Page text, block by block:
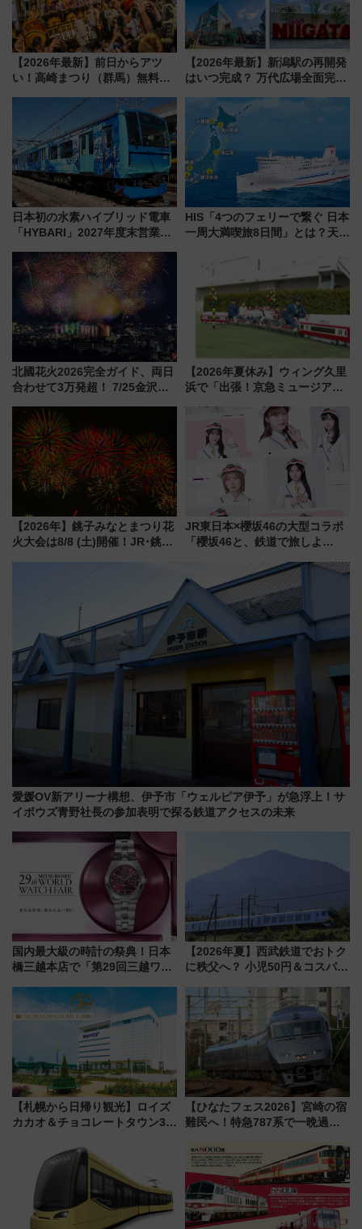
【2026年最新】前日からアツ
い！高崎まつり（群馬）無料観
【2026年最新】新潟駅の再開発
はいつ完成？ 万代広場全面完成
開発、バスタ新潟構想まで徹底
解説！
日本初の水素ハイブリッド電車
「HYBARI」2027年度末営業運
で水素利活用が加速
HIS「4つのフェリーで繋ぐ 日本
一周大満喫旅8日間」とは？天橋
の絶景＆限定グルメを網羅！煩
雑な手続きも不要でお手軽に楽
しめるプランが登場
北國花火2026完全ガイド、両日
合わせて3万発超！ 7/25金沢大
会の日程・アクセス・観覧席ま
とめ（石川県）
【2026年夏休み】ウィング久里
浜で「出張！京急ミュージア
ラリーや子ども制服撮影も
【2026年】銚子みなとまつり花
火大会は8/8 (土)開催！JR･銚子
JR東日本×櫻坂46の大型コラボ
「櫻坂46と、鉄道で旅しよ
潟・長野・庄内へ
愛媛OV新アリーナ構想、伊予市「ウェルピア伊予」が急浮上！サ
イボウズ青野社長の参加表明で探る鉄道アクセスの未来
国内最大級の時計の祭典！日本
橋三越本店で「第29回三越ワー
【2026年8月5日～25日】
【2026年夏】西武鉄道でおトク
に秩父へ？ 小児50円＆コスパ最
族旅行！ 深夜の正丸トンネル探
検や特急ラビューも
【札幌から日帰り観光】ロイズ
カカオ＆チョコレートタウン3周
詰め放題を開催、ロイズタウン
駅からのアクセスも
【ひなたフェス2026】宮崎の宿
難民へ！特急787系で一晩過ご
ローおひさま」が救世主に？